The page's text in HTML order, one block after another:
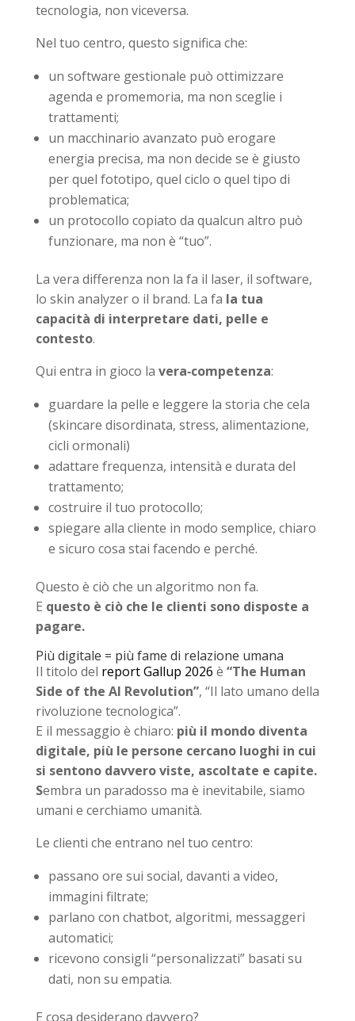
tecnologia, non viceversa.
Nel tuo centro, questo significa che:
un software gestionale può ottimizzare
agenda e promemoria, ma non sceglie i
trattamenti;
un macchinario avanzato può erogare
energia precisa, ma non decide se è giusto
per quel fototipo, quel ciclo o quel tipo di
problematica;
un protocollo copiato da qualcun altro può
funzionare, ma non è “tuo”.
La vera differenza non la fa il laser, il software,
lo skin analyzer o il brand. La fa la tua
capacità di interpretare dati, pelle e
contesto.
Qui entra in gioco la vera‑competenza:
guardare la pelle e leggere la storia che cela
(skincare disordinata, stress, alimentazione,
cicli ormonali)
adattare frequenza, intensità e durata del
trattamento;
costruire il tuo protocollo;
spiegare alla cliente in modo semplice, chiaro
e sicuro cosa stai facendo e perché.
Questo è ciò che un algoritmo non fa.
E questo è ciò che le clienti sono disposte a
pagare.
Più digitale = più fame di relazione umana
Il titolo del report Gallup 2026 è “The Human
Side of the AI Revolution”, “Il lato umano della
rivoluzione tecnologica”.
E il messaggio è chiaro: più il mondo diventa
digitale, più le persone cercano luoghi in cui
si sentono davvero viste, ascoltate e capite.
Sembra un paradosso ma è inevitabile, siamo
umani e cerchiamo umanità.
Le clienti che entrano nel tuo centro:
passano ore sui social, davanti a video,
immagini filtrate;
parlano con chatbot, algoritmi, messaggeri
automatici;
ricevono consigli “personalizzati” basati su
dati, non su empatia.
E cosa desiderano davvero?